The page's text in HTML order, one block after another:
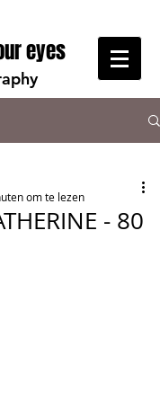
eyes
- 80
om te lezen